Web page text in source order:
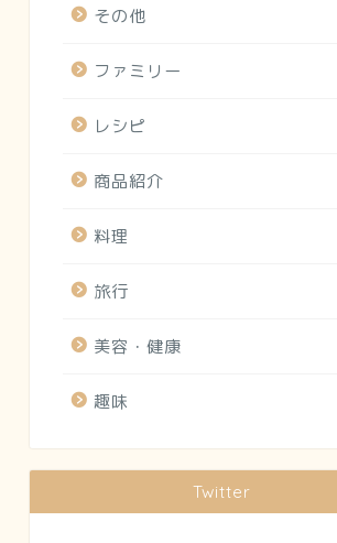
その他
ファミリー
レシピ
商品紹介
料理
旅行
美容・健康
趣味
Twitter